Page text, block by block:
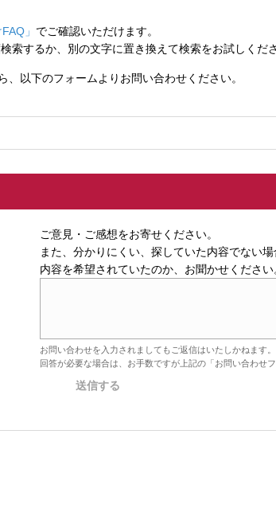
」 でご確認いただけます。
索するか、別の文字に置き換えて検索をお試しくだ
以下のフォームよりお問い合わせください。
ご意見・ご感想をお寄せください。
また、分かりにくい、探していた内容でない
内容を希望されていたのか、お聞かせください
お問い合わせを入力されましてもご返信はいたしかねます。
回答が必要な場合は、お手数ですが上記の「お問い合わせ